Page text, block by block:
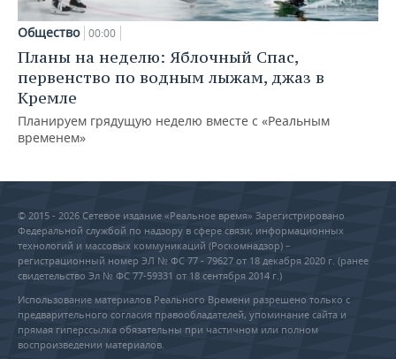
Общество 00:00
Планы на неделю: Яблочный Спас,
первенство по водным лыжам, джаз в
Кремле
Планируем грядущую неделю вместе с «Реальным
временем»
© 2015 - 2026 Сетевое издание «Реальное время» Зарегистрировано
Федеральной службой по надзору в сфере связи, информационных
технологий и массовых коммуникаций (Роскомнадзор) –
регистрационный номер ЭЛ № ФС 77 - 79627 от 18 декабря 2020 г. (ранее
свидетельство Эл № ФС 77-59331 от 18 сентября 2014 г.)
Использование материалов Реального Времени разрешено только с
предварительного согласия правообладателей, упоминание сайта и
прямая гиперссылка обязательны при частичном или полном
воспроизведении материалов.